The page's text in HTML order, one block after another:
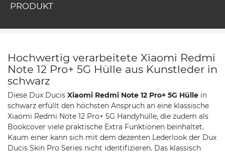
PRODUKT
Hochwertig verarbeitete Xiaomi Redmi
Note 12 Pro+ 5G Hülle aus Kunstleder in
schwarz
Diese Dux Ducis Xiaomi Redmi Note 12 Pro+ 5G Hülle in
schwarz erfüllt den höchsten Anspruch an eine klassische
Xiaomi Redmi Note 12 Pro+ 5G Handyhülle, die zudem als
Bookcover viele praktische Extra Funktionen beinhaltet.
Kaum einer kann sich mit dem dezenten Lederlook der Dux
Ducis Skin Pro Series nicht identifizieren. Das klassisch